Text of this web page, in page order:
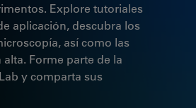
Explore tutoriales
aplicación, descubra los
así como las
Forme parte de la
y comparta sus